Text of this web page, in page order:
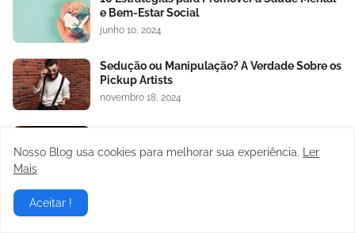
e Bem-Estar Social
junho 10, 2024
Sedução ou Manipulação? A Verdade Sobre os
Pickup Artists
novembro 18, 2024
Ouro dos Pickup Artists
Nosso Blog usa cookies para melhorar sua experiência.
Ler
Mais
Aceitar !